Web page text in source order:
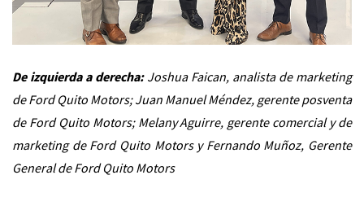
De izquierda a derecha: Joshua Faican, analista de marketing
de Ford Quito Motors; Juan Manuel Méndez, gerente posventa
de Ford Quito Motors; Melany Aguirre, gerente comercial y de
marketing de Ford Quito Motors y Fernando Muñoz, Gerente
General de Ford Quito Motors